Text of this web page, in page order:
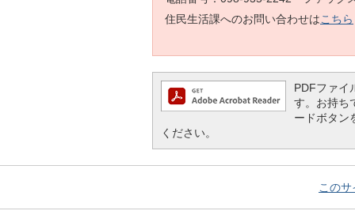
住民生活課へのお問い合わせはこちら
PDFファイ
す。お持ち
ードボタン
ください。
この